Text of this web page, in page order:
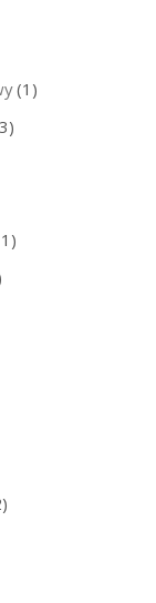
(1)